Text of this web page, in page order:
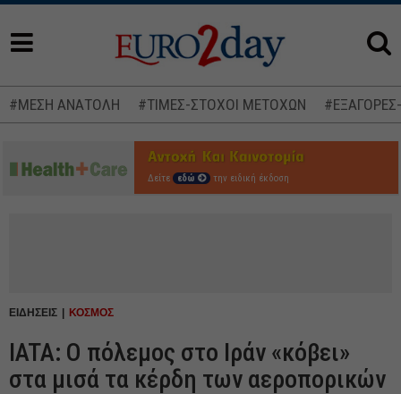
#ΜΕΣΗ ΑΝΑΤΟΛΗ #ΤΙΜΕΣ-ΣΤΟΧΟΙ ΜΕΤΟΧΩΝ
Δείτε εδώ την ειδική έκδοση
ΕΙΔΗΣΕΙΣ ΚΟΣΜΟΣ
IATA: Ο πόλεμος στο Ιράν «κόβει»
στα μισά τα κέρδη των αεροπορικών